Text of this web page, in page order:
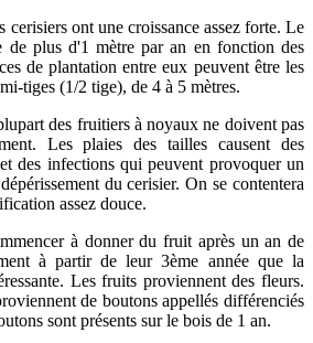
cerisiers ont une croissance assez forte. Le
de plus d'1 mètre par an en fonction des
de plantation entre eux peuvent être les
tiges (1/2 tige), de 4 à 5 mètres.
des fruitiers à noyaux ne doivent pas
Les plaies des tailles causent des
des infections qui peuvent provoquer un
du cerisier. On se contentera
assez douce.
à donner du fruit après un an de
à partir de leur 3ème année que la
Les fruits proviennent des fleurs.
de boutons appellés différenciés
sont présents sur le bois de 1 an.